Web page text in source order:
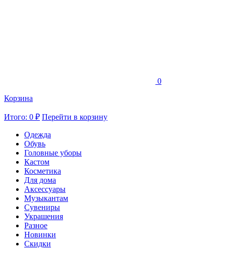
0
Корзина
Итого: 0 ₽ Перейти в корзину
Одежда
Обувь
Головные уборы
Кастом
Косметика
Для дома
Аксессуары
Музыкантам
Сувениры
Украшения
Разное
Новинки
Скидки